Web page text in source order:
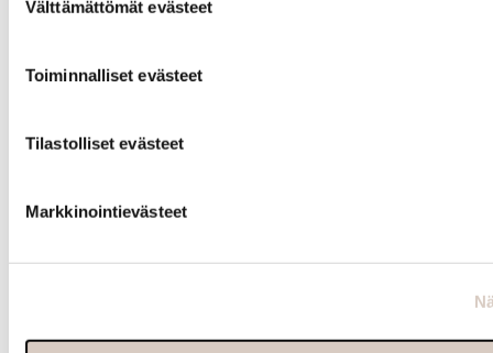
valinta
Välttämättömät evästeet
Toiminnalliset evästeet
Tilastolliset evästeet
Markkinointievästeet
Info